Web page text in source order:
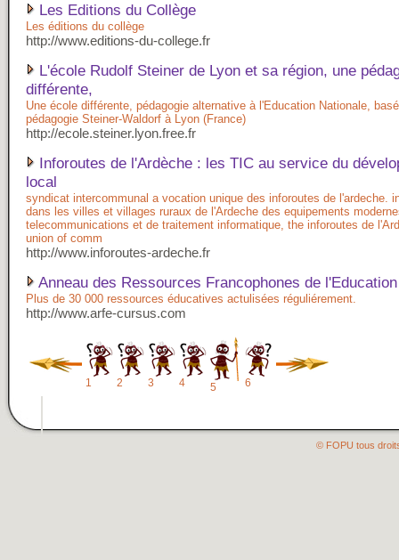
Les Editions du Collège
Les éditions du collège
http://www.editions-du-college.fr
L'école Rudolf Steiner de Lyon et sa région, une
différente,
Une école différente, pédagogie alternative à l'Education Nationale,
pédagogie Steiner-Waldorf à Lyon (France)
http://ecole.steiner.lyon.free.fr
Inforoutes de l'Ardèche : les TIC au service du
local
syndicat intercommunal a vocation unique des inforoutes de l'ardeche.
dans les villes et villages ruraux de l'Ardeche des equipements
telecommunications et de traitement informatique, the inforoutes de
union of comm
http://www.inforoutes-ardeche.fr
Anneau des Ressources Francophones de l'Education
Plus de 30 000 ressources éducatives actulisées réguliérement.
http://www.arfe-cursus.com
1 2 3 4 5 6
© FOPU tous